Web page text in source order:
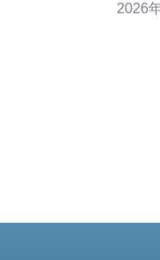
费模
2026